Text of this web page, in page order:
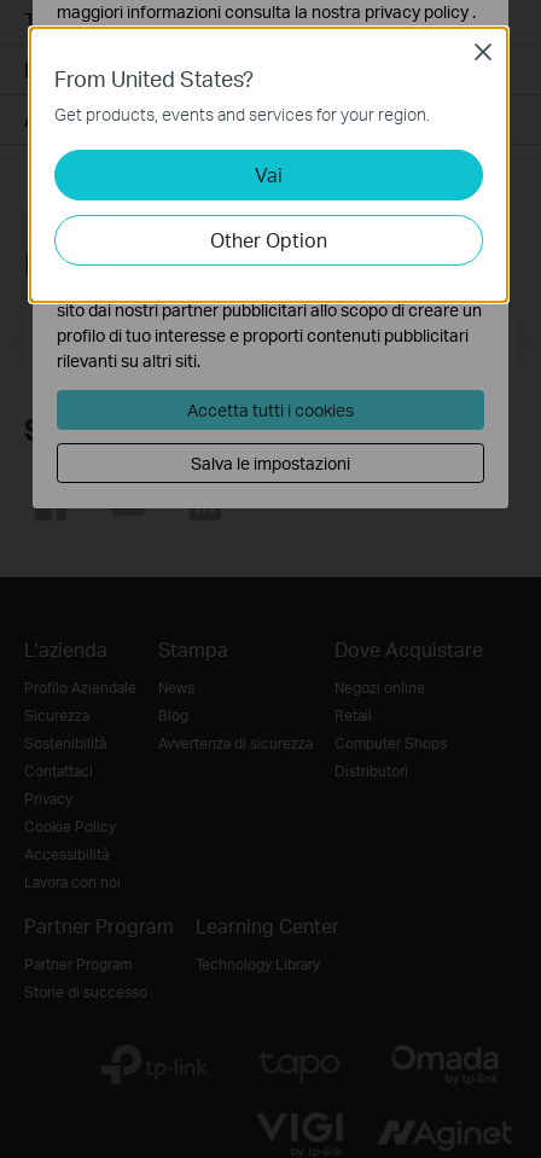
Tapo H200 Compatibility
MicroSD Card Compatibility for Tapo/Kasa Cameras
Alexa Compatibility
Iscriviti alla newsletter
Indirizzo email Iscriviti
Seguici
L'azienda
Profilo Aziendale
Sicurezza
Sostenibilità
Contattaci
Privacy
Cookie Policy
Accessibilità
Lavora con noi
Stampa
News
Blog
Avvertenza di sicurezza
Dove Acquistare
Negozi online
Retail
Computer Shops
Distributori
Partner Program
Partner Program
Storie di successo
Learning Center
Technology Library
From United States?
Get products, events and services for your region.
Vai
Other Option
Close
maggiori informazioni consulta la nostra privacy policy .
Questi cookies sono necessari per il corretto
funzionamento del sito e non possono essere disattivati
nel tuo sistema.
Analytics e Marketing Cookies
I cookies analitici ci permettono di analizzare le tue
attività sul nostro sito allo scopo di migliorarne le
funzionalità.
sito dai nostri partner pubblicitari allo scopo di creare un
profilo di tuo interesse e proporti contenuti pubblicitari
rilevanti su altri siti.
Accetta tutti i cookies
Salva le impostazioni